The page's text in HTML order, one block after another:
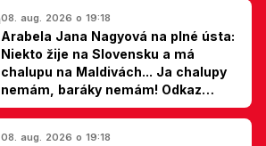
08. aug. 2026 o 19:18
Arabela Jana Nagyová na plné ústa:
Niekto žije na Slovensku a má
chalupu na Maldivách... Ja chalupy
nemám, baráky nemám! Odkaz
Slovákom
08. aug. 2026 o 19:18